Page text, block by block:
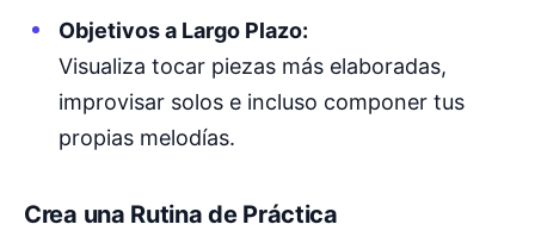
Objetivos a Largo Plazo:
Visualiza tocar piezas más elaboradas,
improvisar solos e incluso componer tus
propias melodías.
Crea una Rutina de Práctica